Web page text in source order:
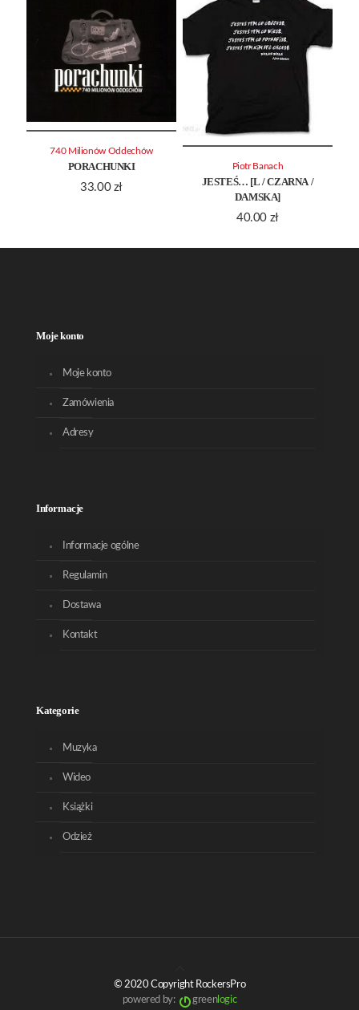
PORACHUNKI
33.00 zł
740 Milionów Oddechów
JESTEŚ… [L / CZARNA /
DAMSKA]
40.00 zł
Piotr Banach
Moje konto
Moje konto
Zamówienia
Adresy
Informacje
Informacje ogólne
Regulamin
Dostawa
Kontakt
Kategorie
Muzyka
Wideo
Książki
Odzież
© 2020 Copyright RockersPro
powered by:
greenlogic